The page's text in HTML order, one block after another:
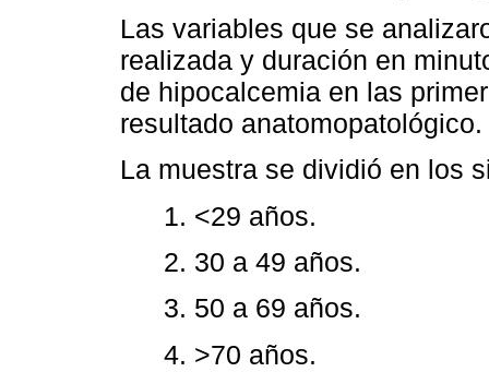
Las variables que se
realizada y duración en
de hipocalcemia en las
resultado anatomopatológico.
La muestra se dividió en los
1. <29 años.
2. 30 a 49 años.
3. 50 a 69 años.
4. >70 años.